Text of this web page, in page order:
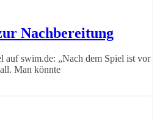
Nachbereitung
auf swim.de: „Nach dem Spiel ist vor
Man könnte